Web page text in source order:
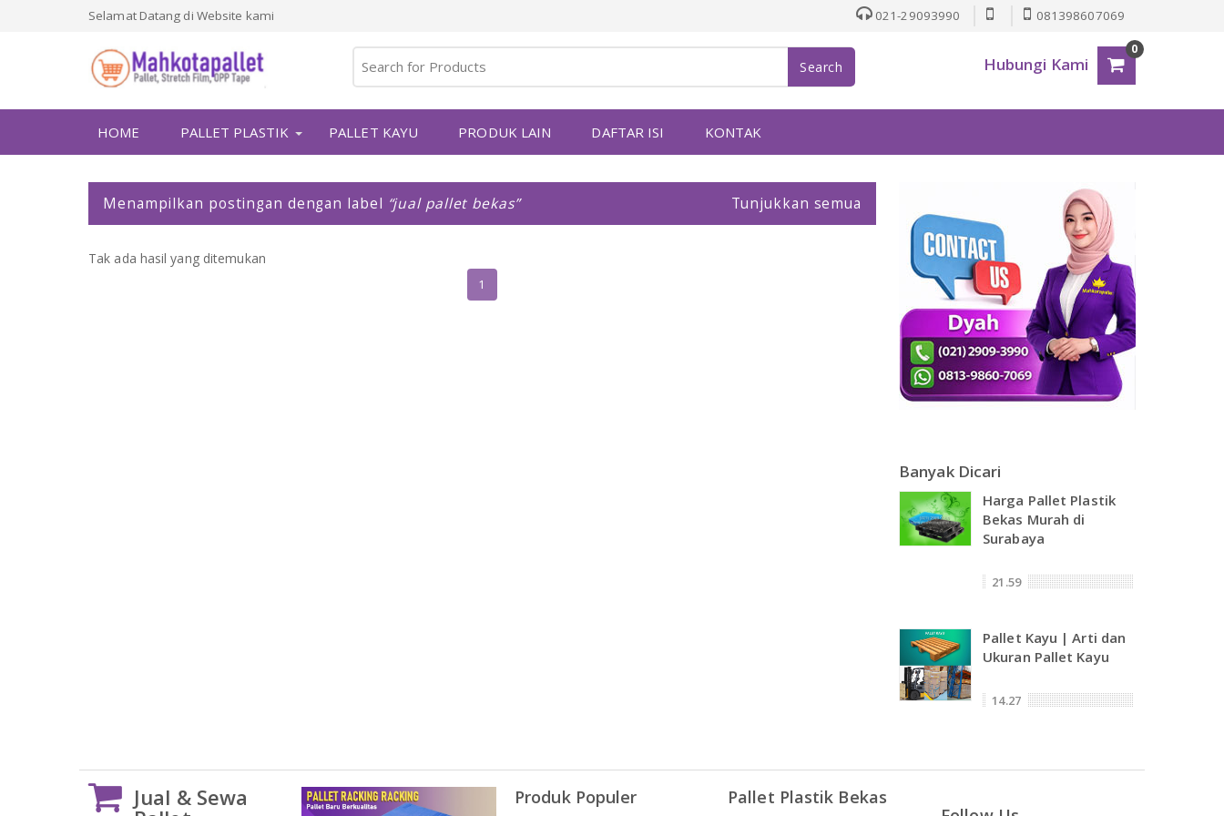
Selamat Datang di Website kami 021-29093990 081398607069
Search Hubungi Kami
0
HOME PALLET PLASTIK PALLET KAYU PRODUK LAIN DAFTAR ISI KONTAK
t
Menampilkan postingan dengan label jual pallet bekas Tunjukkan semua
Tak ada hasil yang ditemukan
1
Banyak Dicari
Harga Pallet Plastik
Bekas Murah di
Surabaya
21.59
Pallet Kayu | Arti dan
Ukuran Pallet Kayu
14.27
Jual & Sewa Produk Populer
Pallet Plastik Bekas